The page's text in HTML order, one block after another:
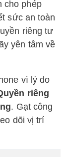
cho phép
sức an toàn
riêng tư
yên tâm về
vì lý do
riêng
. Gạt công
dõi vị trí